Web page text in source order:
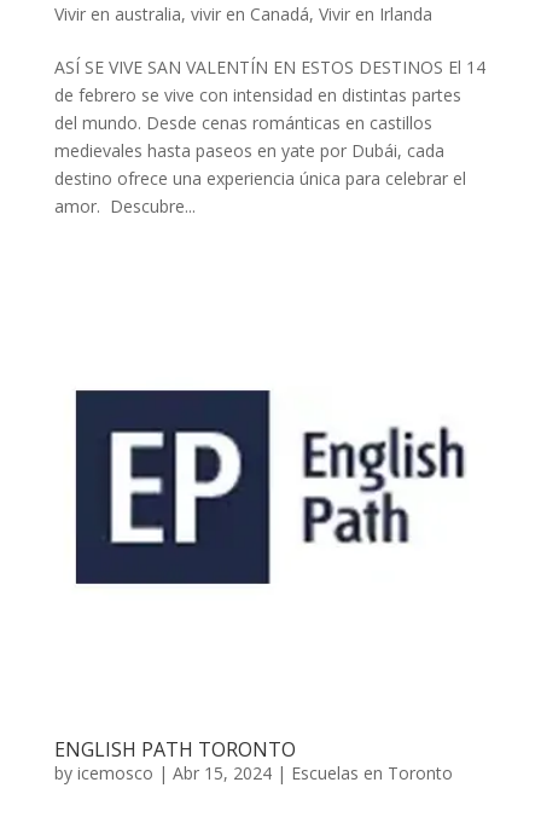
Vivir en australia, vivir en Canadá, Vivir en Irlanda
ASÍ SE VIVE SAN VALENTÍN EN ESTOS DESTINOS El 14
de febrero se vive con intensidad en distintas partes
del mundo. Desde cenas románticas en castillos
medievales hasta paseos en yate por Dubái, cada
destino ofrece una experiencia única para celebrar el
amor. Descubre...
ENGLISH PATH TORONTO
by icemosco | Abr 15, 2024| Escuelas en Toronto